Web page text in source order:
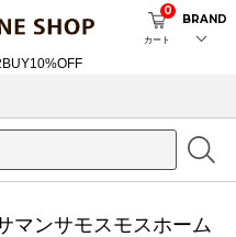
カート
0
BRAND
マンサモスモスホーム